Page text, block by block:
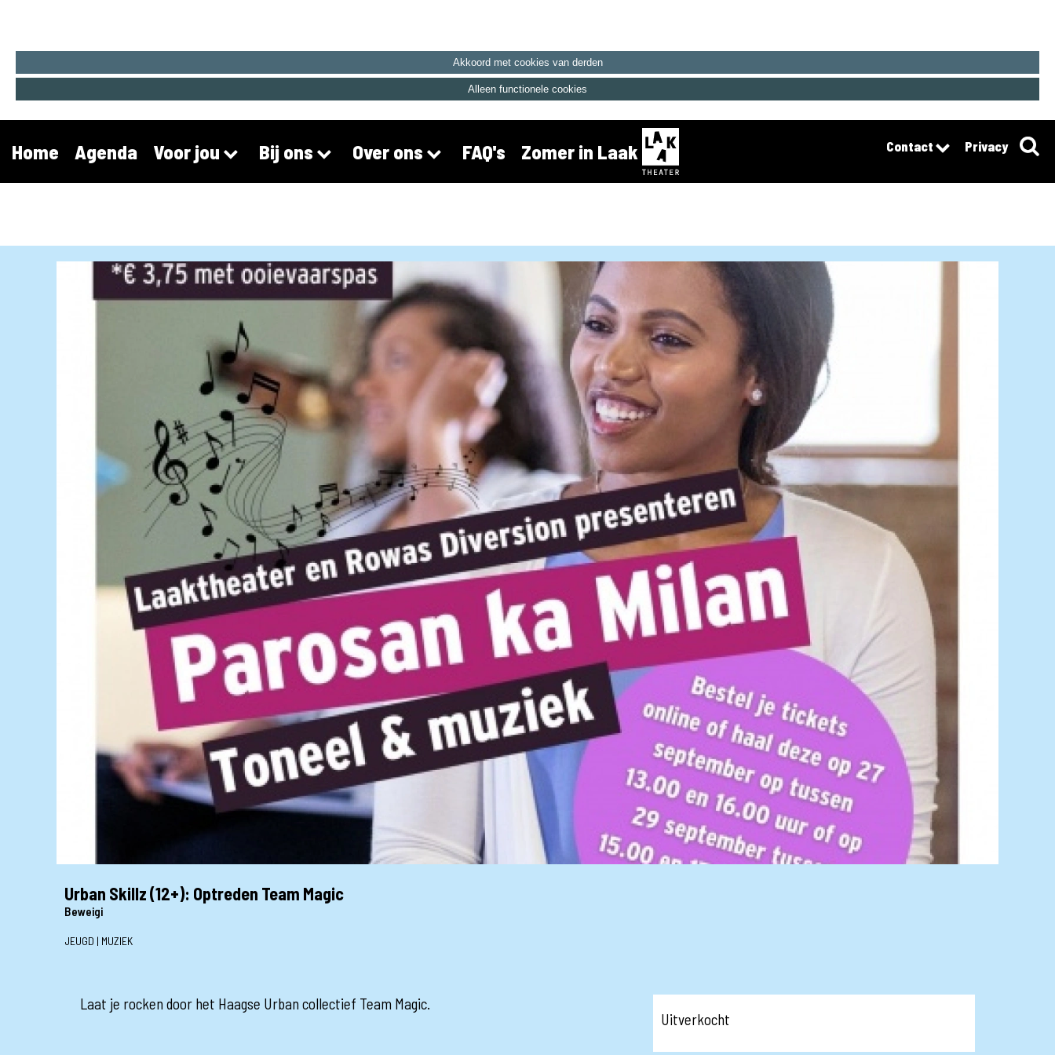
Akkoord met cookies van derden
Alleen functionele cookies
Home Agenda Voor jou Bij ons Over ons FAQ's Zomer in Laak Contact Privacy
Urban Skillz (12+): Optreden Team Magic
Beweigi
JEUGD | MUZIEK
Laat je rocken door het Haagse Urban collectief Team Magic.
Uitverkocht